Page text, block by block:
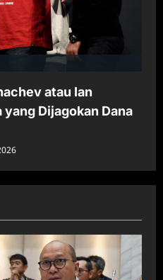
atau Ian
yang Dijagokan Dana